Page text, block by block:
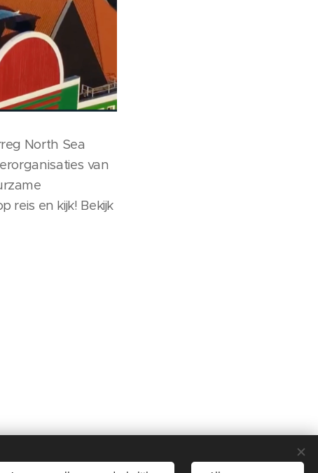
North Sea
van
reis en kijk! Bekijk